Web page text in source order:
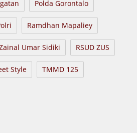
Polda Gorontalo
Ramdhan Mapaliey
Umar Sidiki RSUD ZUS
Style TMMD 125